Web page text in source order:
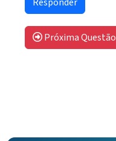
Próxima Questão